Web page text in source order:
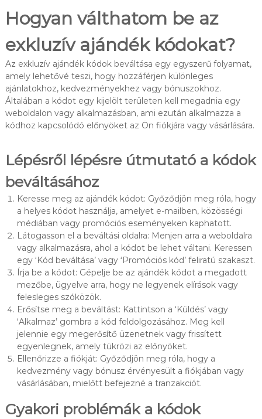
Hogyan válthatom be az
exkluzív ajándék kódokat?
Az exkluzív ajándék kódok beváltása egy egyszerű folyamat,
amely lehetővé teszi, hogy hozzáférjen különleges
ajánlatokhoz, kedvezményekhez vagy bónuszokhoz.
Általában a kódot egy kijelölt területen kell megadnia egy
weboldalon vagy alkalmazásban, ami ezután alkalmazza a
kódhoz kapcsolódó előnyöket az Ön fiókjára vagy vásárlására.
Lépésről lépésre útmutató a kódok
beváltásához
Keresse meg az ajándék kódot: Győződjön meg róla, hogy
a helyes kódot használja, amelyet e-mailben, közösségi
médiában vagy promóciós eseményeken kaphatott.
Látogasson el a beváltási oldalra: Menjen arra a weboldalra
vagy alkalmazásra, ahol a kódot be lehet váltani. Keressen
egy ‘Kód beváltása’ vagy ‘Promóciós kód’ feliratú szakaszt.
Írja be a kódot: Gépelje be az ajándék kódot a megadott
mezőbe, ügyelve arra, hogy ne legyenek elírások vagy
felesleges szóközök.
Erősítse meg a beváltást: Kattintson a ‘Küldés’ vagy
‘Alkalmaz’ gombra a kód feldolgozásához. Meg kell
jelennie egy megerősítő üzenetnek vagy frissített
egyenlegnek, amely tükrözi az előnyöket.
Ellenőrizze a fiókját: Győződjön meg róla, hogy a
kedvezmény vagy bónusz érvényesült a fiókjában vagy
vásárlásában, mielőtt befejezné a tranzakciót.
Gyakori problémák a kódok